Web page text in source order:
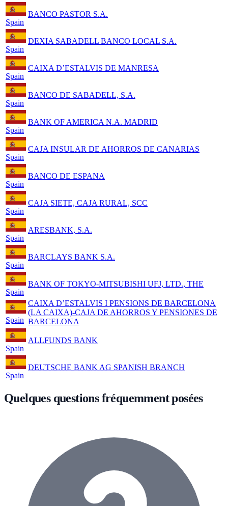
Spain
BANCO PASTOR S.A.
Spain
DEXIA SABADELL BANCO LOCAL S.A.
Spain
CAIXA D’ESTALVIS DE MANRESA
Spain
BANCO DE SABADELL, S.A.
Spain
BANK OF AMERICA N.A. MADRID
Spain
CAJA INSULAR DE AHORROS DE CANARIAS
Spain
BANCO DE ESPANA
Spain
CAJA SIETE, CAJA RURAL, SCC
Spain
ARESBANK, S.A.
Spain
BARCLAYS BANK S.A.
Spain
BANK OF TOKYO-MITSUBISHI UFJ, LTD., THE
Spain
CAIXA D’ESTALVIS I PENSIONS DE BARCELONA
(LA CAIXA)-CAJA DE AHORROS Y PENSIONES DE
BARCELONA
Spain
ALLFUNDS BANK
Spain
DEUTSCHE BANK AG SPANISH BRANCH
Quelques questions fréquemment posées